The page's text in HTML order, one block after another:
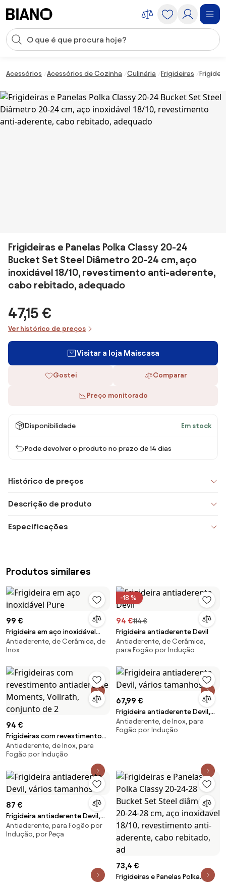
Entrada de pesquisa
Acessórios Acessórios de Cozinha Culinária Frigideiras
Frigideiras e Panelas Polka Classy 20-24
Bucket Set Steel Diâmetro 20-24 cm, aço
inoxidável 18/10, revestimento anti-aderente,
cabo rebitado, adequado
47,15 €
Ver histórico de preços
Visitar a loja Maiscasa
Gostei Comparar
Preço monitorado
Disponibilidade Em stock
Pode devolver o produto no prazo de 14 dias
Histórico de preços
Descrição de produto
Especificações
Produtos similares
99 €
Frigideira em aço inoxidável
Pure
Antiaderente, de Cerâmica, de
Inox
-18 %
94 €114 €
Frigideira antiaderente Devil
Antiaderente, de Cerâmica,
para Fogão por Indução
94 €
Frigideiras com revestimento
antiaderente Moments,
Vollrath, conjunto de 2
Antiaderente, de Inox, para
Fogão por Indução
67,99 €
Frigideira antiaderente Devil,
vários tamanhos
Antiaderente, de Inox, para
Fogão por Indução
87 €
Frigideira antiaderente Devil,
vários tamanhos
Antiaderente, para Fogão por
Indução, por Peça
73,4 €
Frigideiras e Panelas Polka